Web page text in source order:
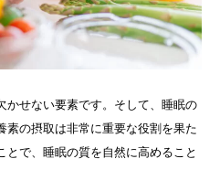
かせない要素です。そして、睡眠の
素の摂取は非常に重要な役割を果た
とで、睡眠の質を自然に高めること